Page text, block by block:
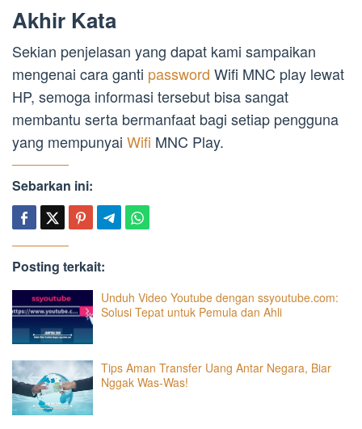
Akhir Kata
Sekian penjelasan yang dapat kami sampaikan
mengenai cara ganti password Wifi MNC play lewat
HP, semoga informasi tersebut bisa sangat
membantu serta bermanfaat bagi setiap pengguna
yang mempunyai Wifi MNC Play.
Sebarkan ini:
Posting terkait:
Unduh Video Youtube dengan ssyoutube.com:
Solusi Tepat untuk Pemula dan Ahli
Tips Aman Transfer Uang Antar Negara, Biar
Nggak Was-Was!